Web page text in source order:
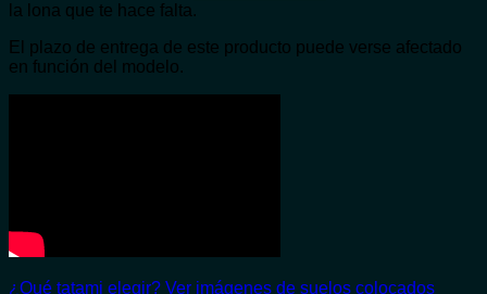
la lona que te hace falta.
El plazo de entrega de este producto puede verse afectado
en función del modelo.
¿Qué tatami elegir? Ver imágenes de suelos colocados